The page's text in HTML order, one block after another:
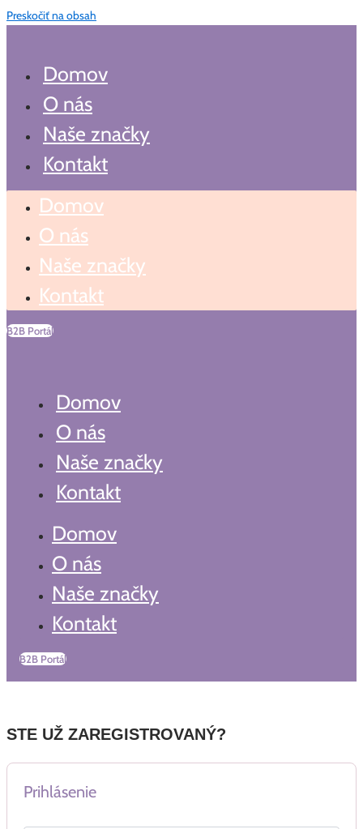
Preskočiť na obsah
Domov
O nás
Naše značky
Kontakt
Domov
O nás
Naše značky
Kontakt
B2B Portál
Domov
O nás
Naše značky
Kontakt
Domov
O nás
Naše značky
Kontakt
B2B Portál
STE UŽ ZAREGISTROVANÝ?
Prihlásenie